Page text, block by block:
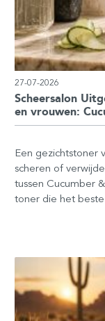
27-07-2026
Scheersalon
en vrouwen:
Een gezichtstoner
scheren of
tussen Cucumber
toner die het